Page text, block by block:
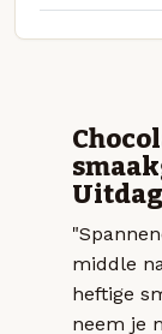
middle
heftige
neem je